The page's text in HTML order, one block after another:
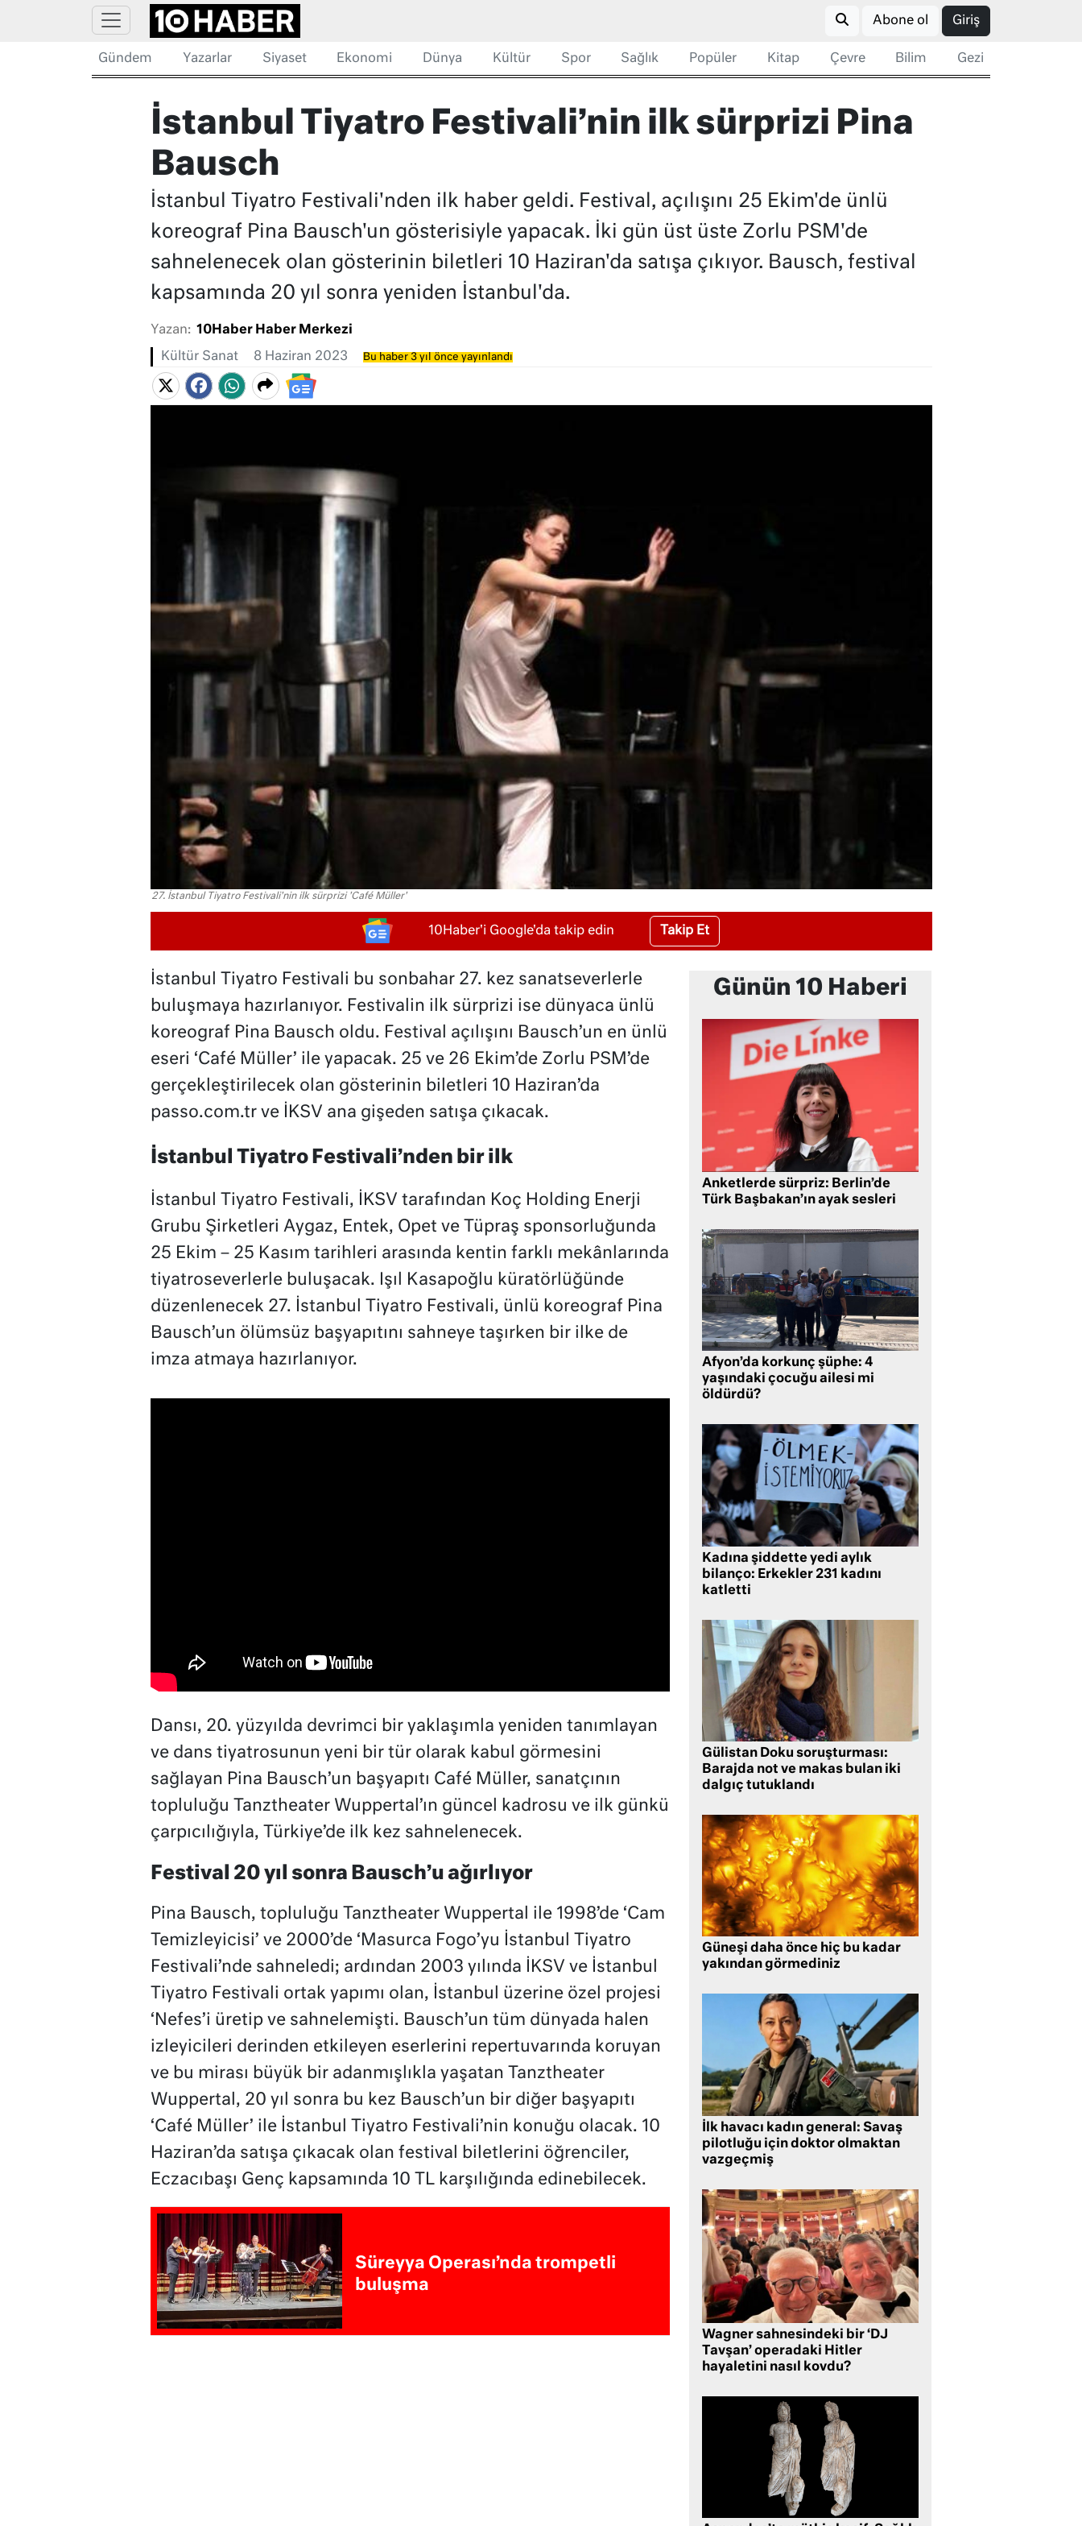
Abone ol Giriş
Gündem Yazarlar Siyaset Ekonomi Dünya Kültür Spor Sağlık Popüler Kitap Çevre Bilim Gezi
İstanbul Tiyatro Festivali’nin ilk sürprizi Pina
Bausch
İstanbul Tiyatro Festivali'nden ilk haber geldi. Festival, açılışını 25 Ekim'de ünlü
koreograf Pina Bausch'un gösterisiyle yapacak. İki gün üst üste Zorlu PSM'de
sahnelenecek olan gösterinin biletleri 10 Haziran'da satışa çıkıyor. Bausch, festival
kapsamında 20 yıl sonra yeniden İstanbul'da.
Yazan: 10Haber Haber Merkezi
Kültür Sanat 8 Haziran 2023 Bu haber 3 yıl önce yayınlandı
27. İstanbul Tiyatro Festivali'nin ilk sürprizi 'Café Müller'
10Haber'i Google'da takip edin Takip Et
İstanbul Tiyatro Festivali bu sonbahar 27. kez sanatseverlerle
buluşmaya hazırlanıyor. Festivalin ilk sürprizi ise dünyaca ünlü
koreograf Pina Bausch oldu. Festival açılışını Bausch’un en ünlü
eseri ‘Café Müller’ ile yapacak. 25 ve 26 Ekim’de Zorlu PSM’de
gerçekleştirilecek olan gösterinin biletleri 10 Haziran’da
passo.com.tr ve İKSV ana gişeden satışa çıkacak.
İstanbul Tiyatro Festivali’nden bir ilk
İstanbul Tiyatro Festivali, İKSV tarafından Koç Holding Enerji
Grubu Şirketleri Aygaz, Entek, Opet ve Tüpraş sponsorluğunda
25 Ekim – 25 Kasım tarihleri arasında kentin farklı mekânlarında
tiyatroseverlerle buluşacak. Işıl Kasapoğlu küratörlüğünde
düzenlenecek 27. İstanbul Tiyatro Festivali, ünlü koreograf Pina
Bausch’un ölümsüz başyapıtını sahneye taşırken bir ilke de
imza atmaya hazırlanıyor.
Dansı, 20. yüzyılda devrimci bir yaklaşımla yeniden tanımlayan
ve dans tiyatrosunun yeni bir tür olarak kabul görmesini
sağlayan Pina Bausch’un başyapıtı Café Müller, sanatçının
topluluğu Tanztheater Wuppertal’ın güncel kadrosu ve ilk günkü
çarpıcılığıyla, Türkiye’de ilk kez sahnelenecek.
Festival 20 yıl sonra Bausch’u ağırlıyor
Pina Bausch, topluluğu Tanztheater Wuppertal ile 1998’de ‘Cam
Temizleyicisi’ ve 2000’de ‘Masurca Fogo’yu İstanbul Tiyatro
Festivali’nde sahneledi; ardından 2003 yılında İKSV ve İstanbul
Tiyatro Festivali ortak yapımı olan, İstanbul üzerine özel projesi
‘Nefes’i üretip ve sahnelemişti. Bausch’un tüm dünyada halen
izleyicileri derinden etkileyen eserlerini repertuvarında koruyan
ve bu mirası büyük bir adanmışlıkla yaşatan Tanztheater
Wuppertal, 20 yıl sonra bu kez Bausch’un bir diğer başyapıtı
‘Café Müller’ ile İstanbul Tiyatro Festivali’nin konuğu olacak. 10
Haziran’da satışa çıkacak olan festival biletlerini öğrenciler,
Eczacıbaşı Genç kapsamında 10 TL karşılığında edinebilecek.
Süreyya Operası’nda trompetli
buluşma
Günün 10 Haberi
Anketlerde sürpriz: Berlin’de
Türk Başbakan’ın ayak sesleri
Afyon’da korkunç şüphe: 4
yaşındaki çocuğu ailesi mi
öldürdü?
Kadına şiddette yedi aylık
bilanço: Erkekler 231 kadını
katletti
Gülistan Doku soruşturması:
Barajda not ve makas bulan iki
dalgıç tutuklandı
Güneşi daha önce hiç bu kadar
yakından görmediniz
İlk havacı kadın general: Savaş
pilotluğu için doktor olmaktan
vazgeçmiş
Wagner sahnesindeki bir ‘DJ
Tavşan’ operadaki Hitler
hayaletini nasıl kovdu?